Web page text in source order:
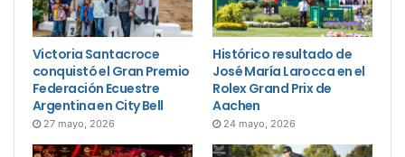
Victoria Santacroce
conquistó el Gran Premio
Federación Ecuestre
Argentina en City Bell
27 mayo, 2026
Histórico resultado de
José María Larocca en el
Rolex Grand Prix de
Aachen
24 mayo, 2026